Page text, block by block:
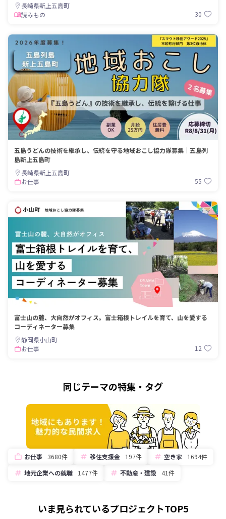
長崎県新上五島町
読みもの
30
五島うどんの技術を継承し、伝統を守る地域おこし協力隊募集｜五島列
島新上五島町
長崎県新上五島町
お仕事
55
富士山の麓、大自然がオフィス。富士箱根トレイルを育て、山を愛する
コーディネーター募集
静岡県小山町
お仕事
12
同じテーマの特集・タグ
お仕事 3680件 移住支援金 197件 空き家
1694件
地元企業への就職
1477件 不動産・建設 41件
いま見られているプロジェクトTOP5